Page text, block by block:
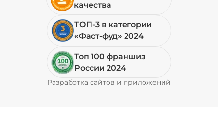
качества
ТОП-3 в категории
«Фаст-фуд» 2024
Топ 100 франшиз
России 2024
Разработка сайтов и приложений
Pyrobyte